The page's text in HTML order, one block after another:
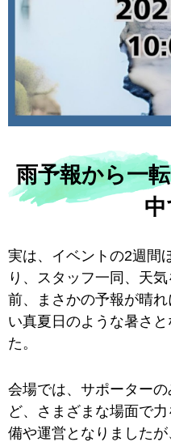
雨予報から一
実は、イベントの2週間
り、スタッフ一同、天
前、まさかの予報が晴
い真夏日のような暑さ
た。
会場では、サポーター
ど、さまざまな場面で
備や運営となりました